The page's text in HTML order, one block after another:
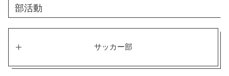
部活動
サッカー部